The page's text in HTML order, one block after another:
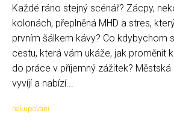
Každé ráno stejný scénář? Zácpy,
kolonách, přeplněná MHD a stres,
prvním šálkem kávy? Co kdybychom
cestu, která vám ukáže, jak proměnit
do práce v příjemný zážitek?
vyvíjí a nabízí...
nakupování